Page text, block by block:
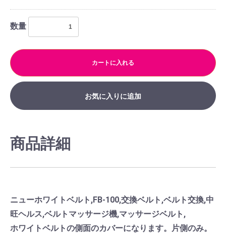
数量
カートに入れる
お気に入りに追加
商品詳細
ニューホワイトベルト,FB-100,交換ベルト,ベルト交換,中
旺ヘルス,ベルトマッサージ機,マッサージベルト,
ホワイトベルトの側面のカバーになります。片側のみ。